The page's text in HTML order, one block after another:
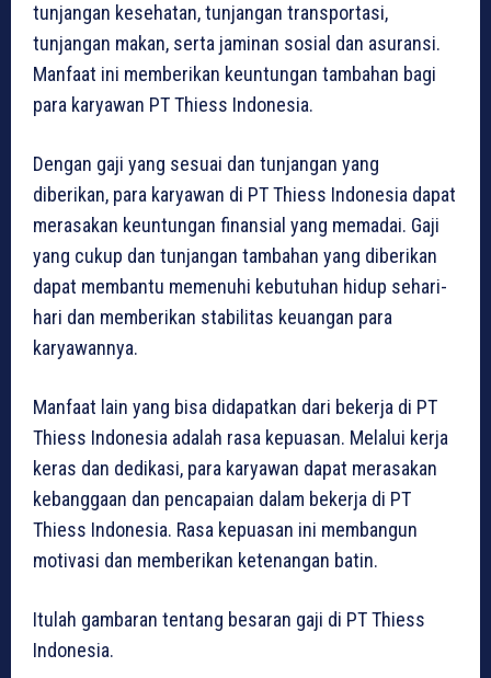
tunjangan kesehatan, tunjangan transportasi,
tunjangan makan, serta jaminan sosial dan asuransi.
Manfaat ini memberikan keuntungan tambahan bagi
para karyawan PT Thiess Indonesia.
Dengan gaji yang sesuai dan tunjangan yang
diberikan, para karyawan di PT Thiess Indonesia dapat
merasakan keuntungan finansial yang memadai. Gaji
yang cukup dan tunjangan tambahan yang diberikan
dapat membantu memenuhi kebutuhan hidup sehari-
hari dan memberikan stabilitas keuangan para
karyawannya.
Manfaat lain yang bisa didapatkan dari bekerja di PT
Thiess Indonesia adalah rasa kepuasan. Melalui kerja
keras dan dedikasi, para karyawan dapat merasakan
kebanggaan dan pencapaian dalam bekerja di PT
Thiess Indonesia. Rasa kepuasan ini membangun
motivasi dan memberikan ketenangan batin.
Itulah gambaran tentang besaran gaji di PT Thiess
Indonesia.